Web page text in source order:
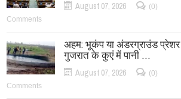
August 07, 2026
(0)
Comments
अहम: भूकंप या अंडरग्राउंड प्रेशर
गुजरात के कुएं में पानी …
August 07, 2026
(0)
Comments